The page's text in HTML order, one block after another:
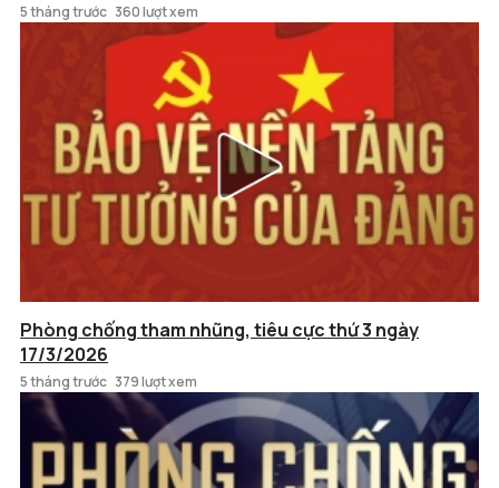
5 tháng trước 360 lượt xem
Phòng chống tham nhũng, tiêu cực thứ 3 ngày
17/3/2026
5 tháng trước 379 lượt xem